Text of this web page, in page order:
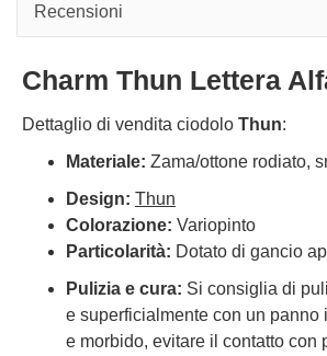
Recensioni
Charm Thun Lettera
Dettaglio di vendita ciodolo Thun:
Materiale: Zama/ottone rodiato,
Design: Thun
Colorazione: Variopinto
Particolarità: Dotato di gancio
Pulizia e cura: Si consiglia di
e superficialmente con un panno
e morbido, evitare il contatto con